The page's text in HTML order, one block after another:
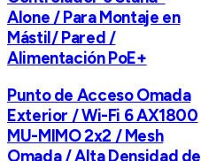
Alone / Para Montaje en
Mástil/ Pared /
Alimentación PoE+
Punto de Acceso Omada
Exterior / Wi-Fi 6 AX1800
MU-MIMO 2x2 / Mesh
Omada / Alta Densidad de